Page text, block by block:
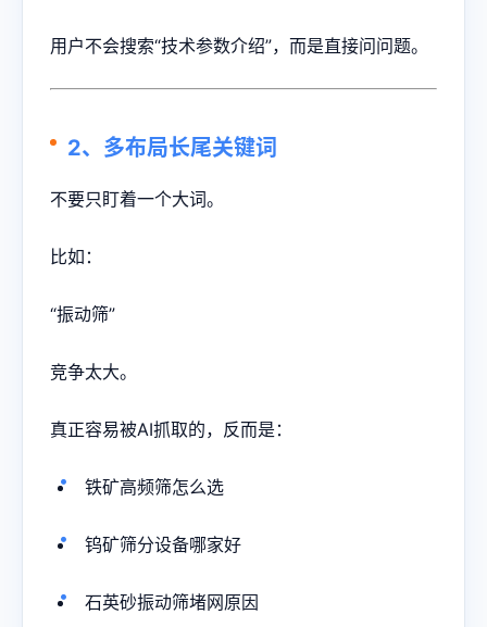
用户不会搜索“技术参数介绍”，而是直接问问题。
2、多布局长尾关键词
不要只盯着一个大词。
比如：
“振动筛”
竞争太大。
真正容易被AI抓取的，反而是：
铁矿高频筛怎么选
钨矿筛分设备哪家好
石英砂振动筛堵网原因